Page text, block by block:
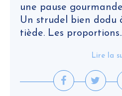
une pause
Un strudel bien dodu
tiède. Les
Lire la